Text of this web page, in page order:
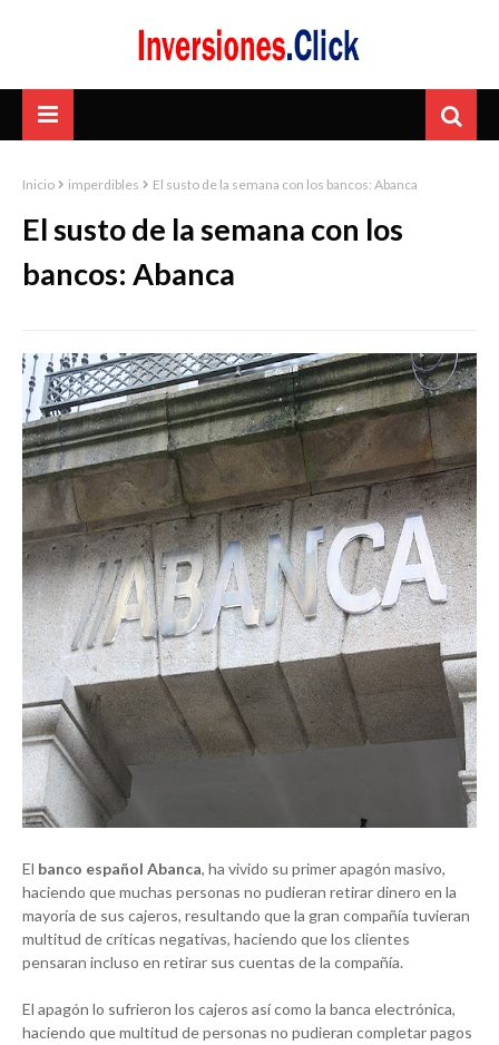
Inicio imperdibles El susto de la semana con los bancos: Abanca
El susto de la semana con los
bancos: Abanca
El banco español Abanca, ha vivido su primer apagón masivo,
haciendo que muchas personas no pudieran retirar dinero en la
mayoría de sus cajeros, resultando que la gran compañía tuvieran
multitud de críticas negativas, haciendo que los clientes
pensaran incluso en retirar sus cuentas de la compañía.
El apagón lo sufrieron los cajeros así como la banca electrónica,
haciendo que multitud de personas no pudieran completar pagos